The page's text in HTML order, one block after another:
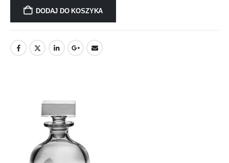
DODAJ DO KOSZYKA